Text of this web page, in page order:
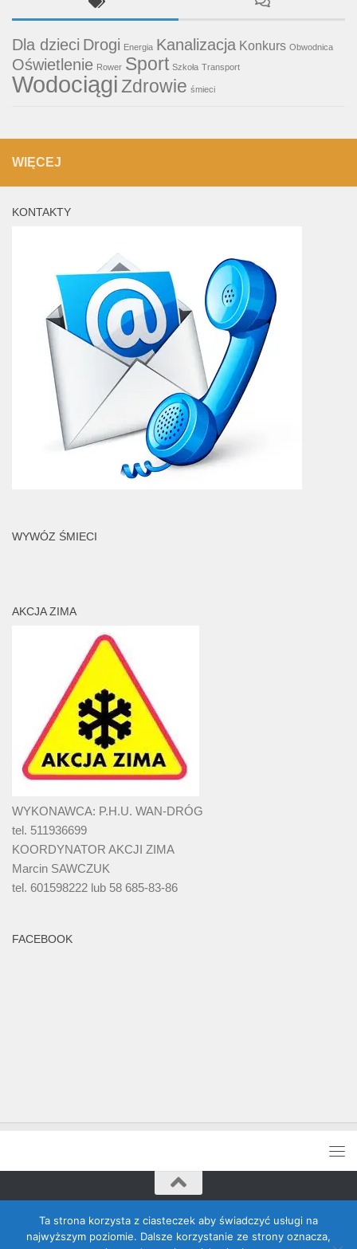
Dla dzieci Drogi Energia Kanalizacja Konkurs Obwodnica
Oświetlenie Rower Sport Szkoła Transport
WodociągiZdrowie śmieci
WIĘCEJ
KONTAKTY
WYWÓZ ŚMIECI
AKCJA ZIMA
WYKONAWCA: P.H.U. WAN-DRÓG
tel. 511936699
KOORDYNATOR AKCJI ZIMA
Marcin SAWCZUK
tel. 601598222 lub 58 685-83-86
FACEBOOK
Rada Banino © 2026. Wszelkie prawa zastrzeżone
Ta strona korzysta z ciasteczek aby świadczyć usługi na
najwyższym poziomie. Dalsze korzystanie ze strony oznacza,